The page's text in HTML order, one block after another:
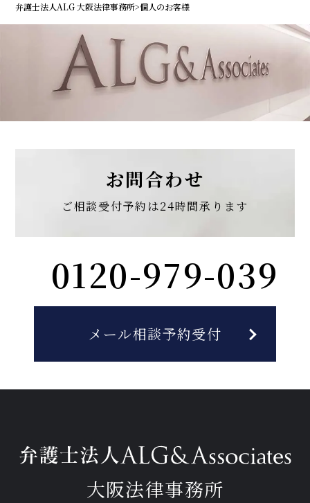
弁護士法人ALG 大阪法律事務所>個人のお客様
お問合わせ
ご相談受付予約は24時間承ります
0120-979-039
メール相談予約受付
大阪法律事務所